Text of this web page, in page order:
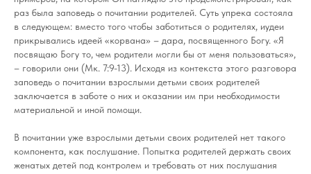
раз была заповедь о почитании родителей. Суть упрека состояла
в следующем: вместо того чтобы заботиться о родителях, иудеи
прикрывались идеей «корвана» – дара, посвященного Богу. «Я
посвящаю Богу то, чем родители могли бы от меня пользоваться»,
– говорили они (Мк. 7:9-13). Исходя из контекста этого разговора
заповедь о почитании взрослыми детьми своих родителей
заключается в заботе о них и оказании им при необходимости
материальной и иной помощи.
В почитании уже взрослыми детьми своих родителей нет такого
компонента, как послушание. Попытка родителей держать своих
женатых детей под контролем и требовать от них послушания